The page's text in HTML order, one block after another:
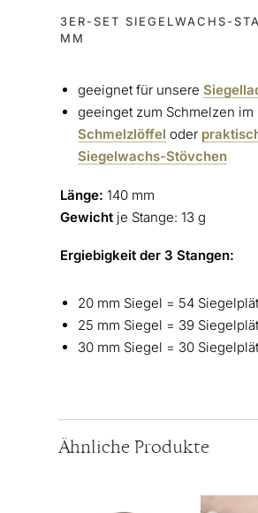
3ER-SET SIEGELWACHS-
MM
geeignet für unsere
geeinget zum Schmelzen im
Schmelzlöffel oder
Siegelwachs-Stövchen
Länge: 140 mm
Gewichtje Stange: 13 g
Ergiebigkeit der 3 Stangen:
20 mm Siegel = 54
25 mm Siegel = 39
30 mm Siegel = 30
Ähnliche Produkte